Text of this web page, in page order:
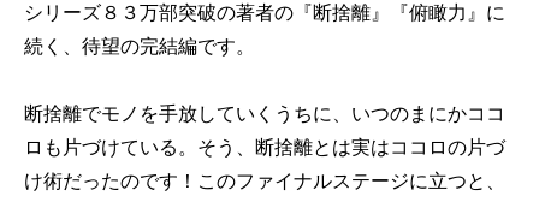
シリーズ８３万部突破の著者の『断捨離』『俯瞰力』に
続く、待望の完結編です。
断捨離でモノを手放していくうちに、いつのまにかココ
ロも片づけている。そう、断捨離とは実はココロの片づ
け術だったのです！このファイナルステージに立つと、